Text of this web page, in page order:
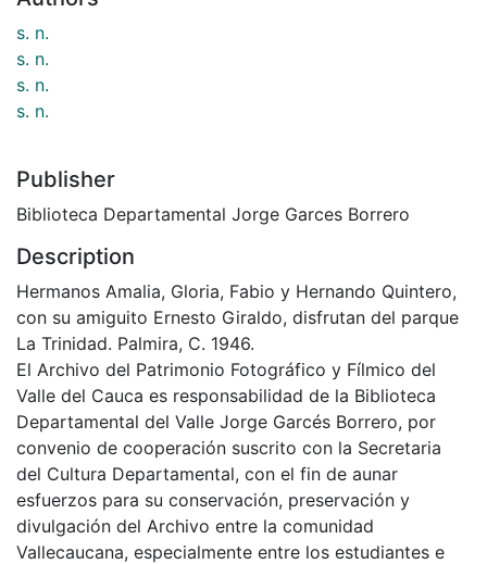
s. n.
s. n.
s. n.
s. n.
Publisher
Biblioteca Departamental Jorge Garces Borrero
Description
Hermanos Amalia, Gloria, Fabio y Hernando Quintero,
con su amiguito Ernesto Giraldo, disfrutan del parque
La Trinidad. Palmira, C. 1946.
El Archivo del Patrimonio Fotográfico y Fílmico del
Valle del Cauca es responsabilidad de la Biblioteca
Departamental del Valle Jorge Garcés Borrero, por
convenio de cooperación suscrito con la Secretaria
del Cultura Departamental, con el fin de aunar
esfuerzos para su conservación, preservación y
divulgación del Archivo entre la comunidad
Vallecaucana, especialmente entre los estudiantes e